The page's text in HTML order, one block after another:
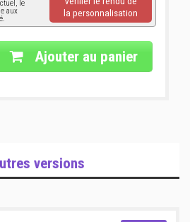
le
aux
la personnalisation
Ajouter au panier
versions